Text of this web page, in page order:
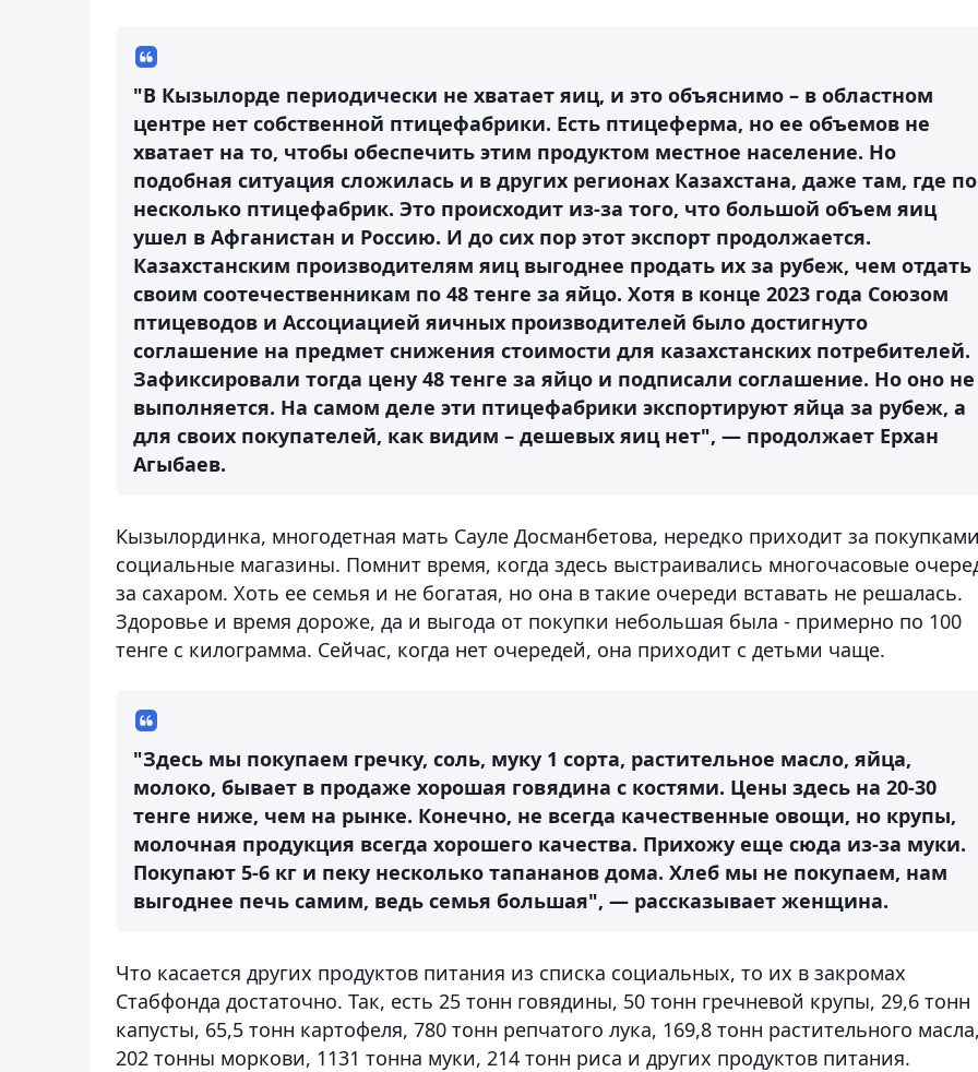
"В Кызылорде периодически не хватает яиц, и это объяснимо – в областном
центре нет собственной птицефабрики. Есть птицеферма, но ее объемов не
хватает на то, чтобы обеспечить этим продуктом местное население. Но
подобная ситуация сложилась и в других регионах Казахстана, даже там, где по
несколько птицефабрик. Это происходит из-за того, что большой объем яиц
ушел в Афганистан и Россию. И до сих пор этот экспорт продолжается.
Казахстанским производителям яиц выгоднее продать их за рубеж, чем отдать
своим соотечественникам по 48 тенге за яйцо. Хотя в конце 2023 года Союзом
птицеводов и Ассоциацией яичных производителей было достигнуто
соглашение на предмет снижения стоимости для казахстанских потребителей.
Зафиксировали тогда цену 48 тенге за яйцо и подписали соглашение. Но оно не
выполняется. На самом деле эти птицефабрики экспортируют яйца за рубеж, а
для своих покупателей, как видим – дешевых яиц нет", — продолжает Ерхан
Агыбаев.
Кызылординка, многодетная мать Сауле Досманбетова, нередко приходит за
социальные магазины. Помнит время, когда здесь выстраивались многочасовые
за сахаром. Хоть ее семья и не богатая, но она в такие очереди вставать не решалась.
Здоровье и время дороже, да и выгода от покупки небольшая была - примерно по 100
тенге с килограмма. Сейчас, когда нет очередей, она приходит с детьми чаще.
"Здесь мы покупаем гречку, соль, муку 1 сорта, растительное масло, яйца,
молоко, бывает в продаже хорошая говядина с костями. Цены здесь на 20-30
тенге ниже, чем на рынке. Конечно, не всегда качественные овощи, но крупы,
молочная продукция всегда хорошего качества. Прихожу еще сюда из-за муки.
Покупают 5-6 кг и пеку несколько тапананов дома. Хлеб мы не покупаем, нам
выгоднее печь самим, ведь семья большая", — рассказывает женщина.
Что касается других продуктов питания из списка социальных, то их в закромах
Стабфонда достаточно. Так, есть 25 тонн говядины, 50 тонн гречневой крупы, 29,6 тонн
капусты, 65,5 тонн картофеля, 780 тонн репчатого лука, 169,8 тонн растительного
202 тонны моркови, 1131 тонна муки, 214 тонн риса и других продуктов питания.